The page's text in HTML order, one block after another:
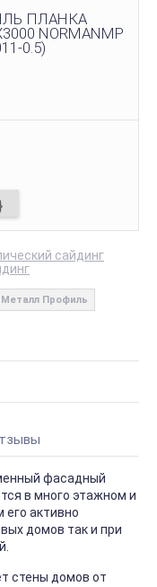
ПЛАНКА
NORMANMP
0.5)
сайдинг
Металл Профиль
фасадный
в много этажном и
активно
домов так и при
стены домов от